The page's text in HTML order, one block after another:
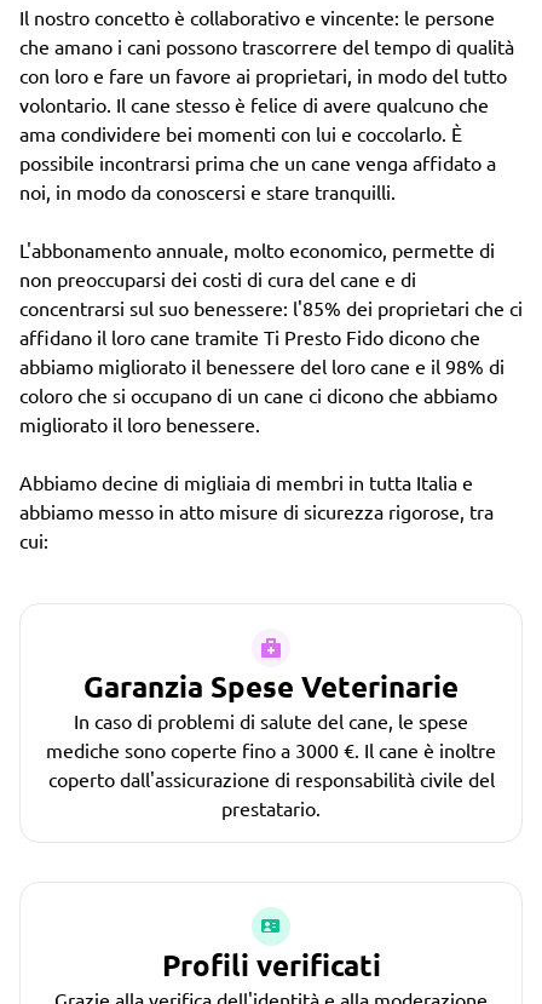
Il nostro concetto è collaborativo e vincente: le persone
che amano i cani possono trascorrere del tempo di qualità
con loro e fare un favore ai proprietari, in modo del tutto
volontario. Il cane stesso è felice di avere qualcuno che
ama condividere bei momenti con lui e coccolarlo. È
possibile incontrarsi prima che un cane venga affidato a
noi, in modo da conoscersi e stare tranquilli.
L'abbonamento annuale, molto economico, permette di
non preoccuparsi dei costi di cura del cane e di
concentrarsi sul suo benessere: l'85% dei proprietari che ci
affidano il loro cane tramite Ti Presto Fido dicono che
abbiamo migliorato il benessere del loro cane e il 98% di
coloro che si occupano di un cane ci dicono che abbiamo
migliorato il loro benessere.
Abbiamo decine di migliaia di membri in tutta Italia e
abbiamo messo in atto misure di sicurezza rigorose, tra
cui:
Garanzia Spese Veterinarie
In caso di problemi di salute del cane, le spese
mediche sono coperte fino a 3000 €. Il cane è inoltre
coperto dall'assicurazione di responsabilità civile del
prestatario.
Profili verificati
Grazie alla verifica dell'identità e alla moderazione